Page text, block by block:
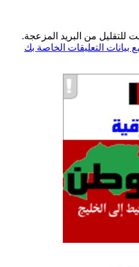
من البريد المزعجة.
التعليقات الخاصة بك